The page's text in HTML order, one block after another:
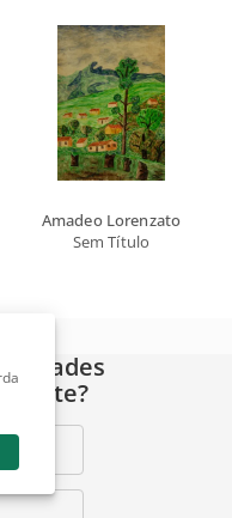
Amadeo Lorenzato
Sem Título
Arte?